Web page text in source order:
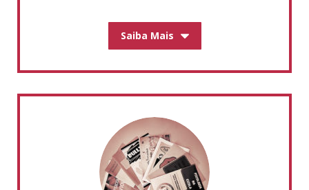
Saiba Mais